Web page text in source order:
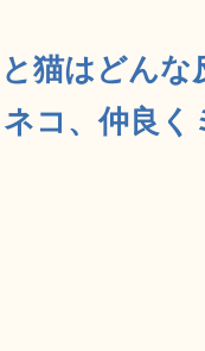
猫はどん
コ、仲良